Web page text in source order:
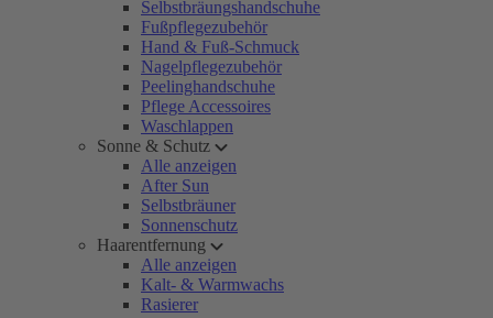
Selbstbräungshandschuhe
Fußpflegezubehör
Hand & Fuß-Schmuck
Nagelpflegezubehör
Peelinghandschuhe
Pflege Accessoires
Waschlappen
Sonne & Schutz
Alle anzeigen
After Sun
Selbstbräuner
Sonnenschutz
Haarentfernung
Alle anzeigen
Kalt- & Warmwachs
Rasierer